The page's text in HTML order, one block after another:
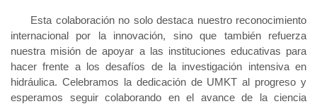
Esta colaboración no solo destaca nuestro reconocimiento
internacional por la innovación, sino que también refuerza
nuestra misión de apoyar a las instituciones educativas para
hacer frente a los desafíos de la investigación intensiva en
hidráulica. Celebramos la dedicación de UMKT al progreso y
esperamos seguir colaborando en el avance de la ciencia